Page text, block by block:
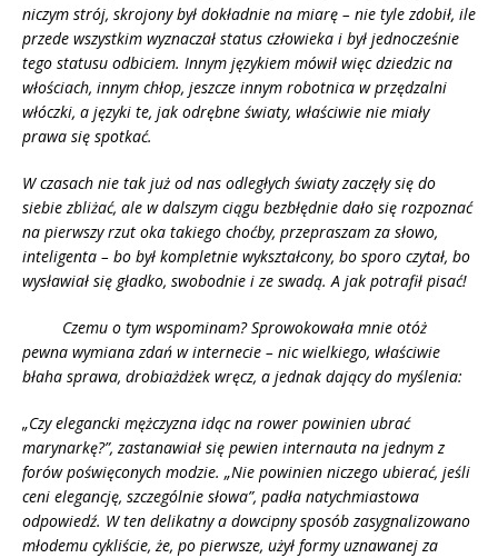
niczym strój, skrojony był dokładnie na miarę – nie tyle zdobił, ile
przede wszystkim wyznaczał status człowieka i był jednocześnie
tego statusu odbiciem. Innym językiem mówił więc dziedzic na
włościach, innym chłop, jeszcze innym robotnica w przędzalni
włóczki, a języki te, jak odrębne światy, właściwie nie miały
prawa się spotkać.
W czasach nie tak już od nas odległych światy zaczęły się do
siebie zbliżać, ale w dalszym ciągu bezbłędnie dało się rozpoznać
na pierwszy rzut oka takiego choćby, przepraszam za słowo,
inteligenta – bo był kompletnie wykształcony, bo sporo czytał, bo
wysławiał się gładko, swobodnie i ze swadą. A jak potrafił pisać!
Czemu o tym wspominam? Sprowokowała mnie otóż
pewna wymiana zdań w internecie – nic wielkiego, właściwie
błaha sprawa, drobiażdżek wręcz, a jednak dający do myślenia:
„Czy elegancki mężczyzna idąc na rower powinien ubrać
marynarkę?”, zastanawiał się pewien internauta na jednym z
forów poświęconych modzie. „Nie powinien niczego ubierać, jeśli
ceni elegancję, szczególnie słowa”, padła natychmiastowa
odpowiedź. W ten delikatny a dowcipny sposób zasygnalizowano
młodemu cykliście, że, po pierwsze, użył formy uznawanej za